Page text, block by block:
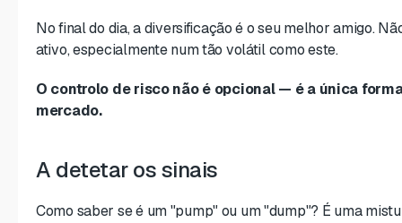
No final do dia, a diversificação é o seu melhor amigo.
ativo, especialmente num tão volátil como este.
O controlo de risco não é opcional — é a única
mercado.
A detetar os sinais
Como saber se é um "pump" ou um "dump"? É uma